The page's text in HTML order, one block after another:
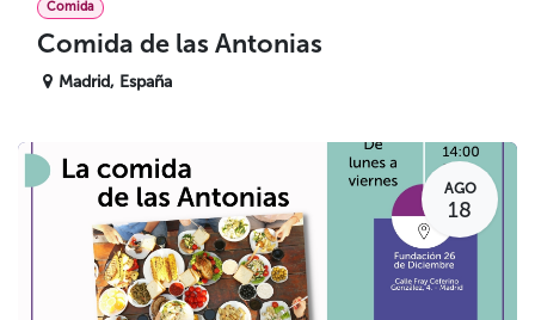
Comida
Comida de las Antonias
Madrid, España
AGO
18